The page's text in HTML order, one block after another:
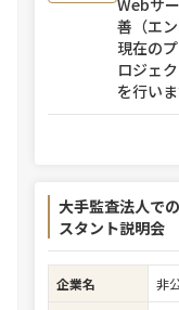
Webサ
善（エ
現在の
ロジェ
を行いま
大手監査法人で
スタント説明会
企業名
非